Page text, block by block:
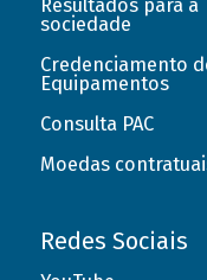
Resultados para a
sociedade
Credenciamento
Equipamentos
Consulta PAC
Moedas
Redes Sociais